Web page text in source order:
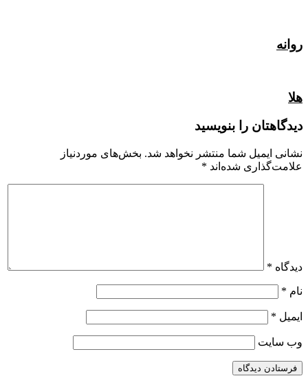
روانه
هلا
دیدگاهتان را بنویسید
نشانی ایمیل شما منتشر نخواهد شد. بخش‌های موردنیاز
علامت‌گذاری شده‌اند *
دیدگاه *
نام *
ایمیل *
وب‌ سایت